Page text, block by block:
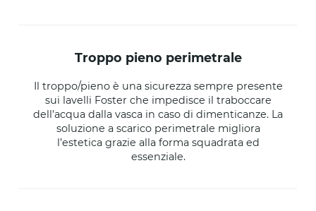
troppo pieno perimetrale
Il troppo/pieno è una sicurezza sempre presente
sui lavelli Foster che impedisce il traboccare
dell’acqua dalla vasca in caso di dimenticanze. La
soluzione a scarico perimetrale migliora
l’estetica grazie alla forma squadrata ed
essenziale.